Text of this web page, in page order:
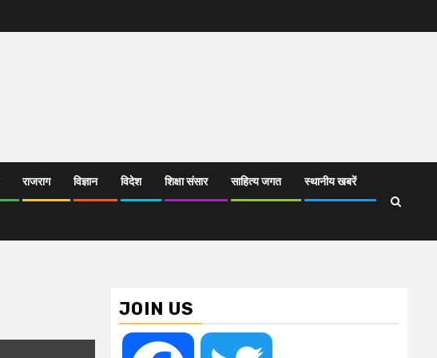
राजराग विज्ञान विदेश शिक्षा संसार साहित्य जगत स्थानीय खबरें
JOIN US